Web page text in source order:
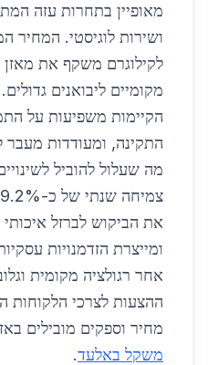
מאופיין בתחרות עזה
לקילוגרם משקף את מאזן
מקומיים ליבואנים
הקיימות משפיעות על
התקינה, ומעודדות מעבר
מה שעלול להוביל
את הביקוש לברזל
ומייצרת הזדמנויות
אחר רגולציה מקומית
ההצעות לצרכי
מחיר וספקים מובילים
משקל באלעד.